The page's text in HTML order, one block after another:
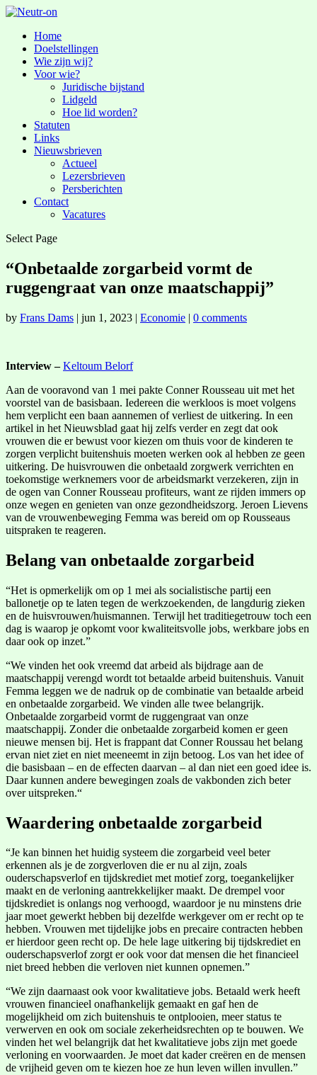
Home
Doelstellingen
Wie zijn wij?
Voor wie?
Juridische bijstand
Lidgeld
Hoe lid worden?
Statuten
Links
Nieuwsbrieven
Actueel
Lezersbrieven
Persberichten
Contact
Vacatures
Select Page
“Onbetaalde zorgarbeid vormt de
ruggengraat van onze maatschappij”
by Frans Dams | jun 1, 2023 | Economie | 0 comments
Interview –Keltoum Belorf
Aan de vooravond van 1 mei pakte Conner Rousseau uit met het
voorstel van de basisbaan. Iedereen die werkloos is moet volgens
hem verplicht een baan aannemen of verliest de uitkering. In een
artikel in het Nieuwsblad gaat hij zelfs verder en zegt dat ook
vrouwen die er bewust voor kiezen om thuis voor de kinderen te
zorgen verplicht buitenshuis moeten werken ook al hebben ze geen
uitkering. De huisvrouwen die onbetaald zorgwerk verrichten en
toekomstige werknemers voor de arbeidsmarkt verzekeren, zijn in
de ogen van Conner Rousseau profiteurs, want ze rijden immers op
onze wegen en genieten van onze gezondheidszorg. Jeroen Lievens
van de vrouwenbeweging Femma was bereid om op Rousseaus
uitspraken te reageren.
Belang van onbetaalde zorgarbeid
“Het is opmerkelijk om op 1 mei als socialistische partij een
ballonetje op te laten tegen de werkzoekenden, de langdurig zieken
en de huisvrouwen/huismannen. Terwijl het traditiegetrouw toch een
dag is waarop je opkomt voor kwaliteitsvolle jobs, werkbare jobs en
daar ook op inzet.”
“We vinden het ook vreemd dat arbeid als bijdrage aan de
maatschappij verengd wordt tot betaalde arbeid buitenshuis. Vanuit
Femma leggen we de nadruk op de combinatie van betaalde arbeid
en onbetaalde zorgarbeid. We vinden alle twee belangrijk.
Onbetaalde zorgarbeid vormt de ruggengraat van onze
maatschappij. Zonder die onbetaalde zorgarbeid komen er geen
nieuwe mensen bij. Het is frappant dat Conner Roussau het belang
ervan niet ziet en niet meeneemt in zijn betoog. Los van het idee of
die basisbaan – en de effecten daarvan – al dan niet een goed idee is.
Daar kunnen andere bewegingen zoals de vakbonden zich beter
over uitspreken.“
Waardering onbetaalde zorgarbeid
“Je kan binnen het huidig systeem die zorgarbeid veel beter
erkennen als je de zorgverloven die er nu al zijn, zoals
ouderschapsverlof en tijdskrediet met motief zorg, toegankelijker
maakt en de verloning aantrekkelijker maakt. De drempel voor
tijdskrediet is onlangs nog verhoogd, waardoor je nu minstens drie
jaar moet gewerkt hebben bij dezelfde werkgever om er recht op te
hebben. Vrouwen met tijdelijke jobs en precaire contracten hebben
er hierdoor geen recht op. De hele lage uitkering bij tijdskrediet en
ouderschapsverlof zorgt er ook voor dat mensen die het financieel
niet breed hebben die verloven niet kunnen opnemen.”
“We zijn daarnaast ook voor kwalitatieve jobs. Betaald werk heeft
vrouwen financieel onafhankelijk gemaakt en gaf hen de
mogelijkheid om zich buitenshuis te ontplooien, meer status te
verwerven en ook om sociale zekerheidsrechten op te bouwen. We
vinden het wel belangrijk dat het kwalitatieve jobs zijn met goede
verloning en voorwaarden. Je moet dat kader creëren en de mensen
de vrijheid geven om te kiezen hoe ze hun leven willen invullen.”